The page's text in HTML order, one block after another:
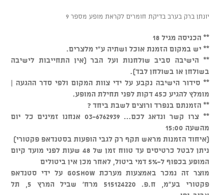
יונתן ברק בערב בדיקת חומרים לקראת מופע מספר 9
** הכניסה מגיל 18
** יש במקום הזמנת אוכל ושתיה ע"י מלצרים.
** הישיבה סביב שולחנות ועל הבר (אין התחייבות לישיבה
בשולחן או בשולחן לבד).
** סידור הישיבה נקבע על ידי צוות המקום ולפי סדר ההגעה |
מומלץ להגיע כ45 דקות לפני תחילת המופע.
** הזמנתם בנפרד ורוצים לשבת ביחד ?
** צרו קשר ונדאג לכם... 03-6762939 אנחנו זמינים כל יום
מהשעה 15:00
(איחוד הזמנות מראש תקף רק לגבי הופעות בסטנדאפ פקטורי)
ניתן לבטל כרטיסים עד טווח זמן של 48 שעות לפני מועד קיום
המופע בכפוף ל-5% דמי ביטול, לאחר מכן אין ביטולים
מוצר זה נמכר באמצעות מערכת GOSHOW על ידי סטנדאפ
פקטורי בע"מ, ח.פ. 515124220 מרח' שביל המרץ 5, תל